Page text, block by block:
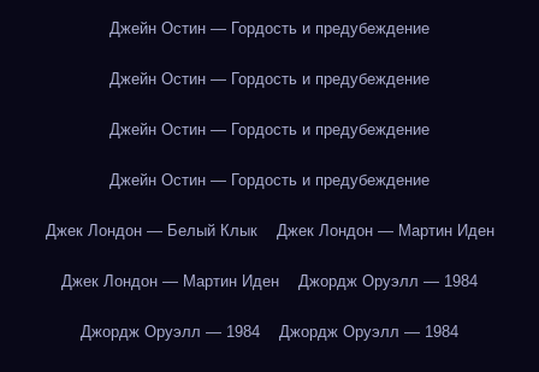
Джейн Остин — Гордость и предубеждение
Джейн Остин — Гордость и предубеждение
Джейн Остин — Гордость и предубеждение
Джейн Остин — Гордость и предубеждение
Джек Лондон — Белый Клык Джек Лондон — Мартин Иден
Джек Лондон — Мартин Иден Джордж Оруэлл — 1984
Джордж Оруэлл — 1984 Джордж Оруэлл — 1984